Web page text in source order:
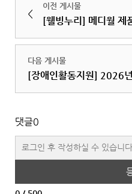
<
이전 게시물
다음 게시물
댓글0